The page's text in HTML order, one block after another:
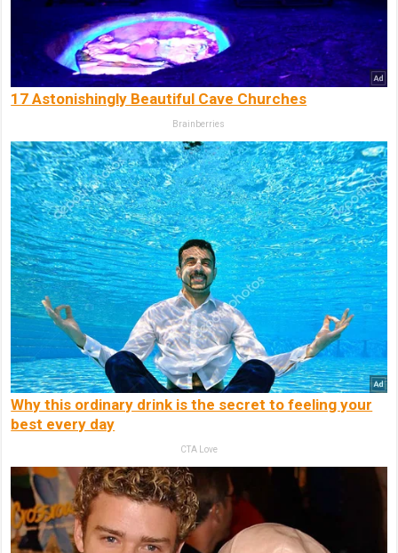
17 Astonishingly Beautiful Cave Churches
Brainberries
Why this ordinary drink is the secret to feeling your
best every day
CTA Love